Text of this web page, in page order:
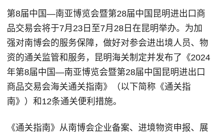
第8届中国—南亚博览会暨第28届中国昆明进出口商
品交易会将于7月23日至7月28日在昆明举办。为加
强对南博会的服务保障，做好对参会进出境人员、物
资的通关监管和服务，昆明海关制定并发布了《2024
年第8届中国—南亚博览会暨第28届中国昆明进出口
商品交易会海关通关指南》（以下简称《通关指
南》）和12条通关便利措施。
《通关指南》从南博会企业备案、进境物资申报、展